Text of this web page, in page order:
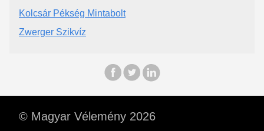
Kolcsár Pékség Mintabolt
Zwerger Szikvíz
© Magyar Vélemény 2026